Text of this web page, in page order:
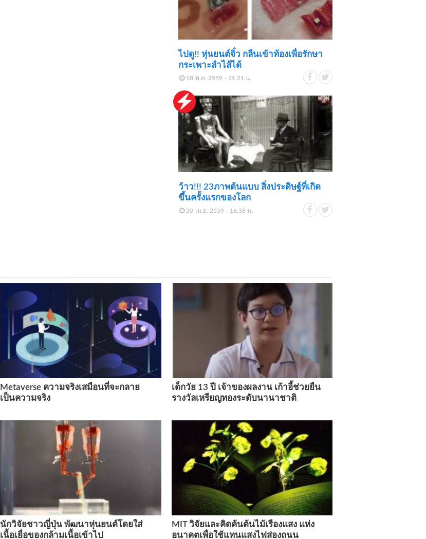
ไปดู!! หุ่นยนต์จิ๋ว กลืนเข้าท้องเพื่อรักษา
กระเพาะลำไส้ได้
18 พ.ค. 2559 - 21.21 น.
ว้าว!!! 23ภาพต้นแบบ สิ่งประดิษฐ์ที่เกิด
ขึ้นครั้งแรกของโลก
20 เม.ย. 2559 - 16.38 น.
Metaverse ความจริงเสมือนที่จะกลาย
เป็นความจริง
เด็กวัย 13 ปี เจ้าของผลงาน เก้าอี้ช่วยยืน
รางวัลเหรียญทองระดับนานาชาติ
นักวิจัยชาวญี่ปุ่น พัฒนาหุ่นยนต์โดยใส่
เนื้อเยื่อของกล้ามเนื้อเข้าไป
MIT วิจัยและคิดค้นต้นไม้เรืองแสง แห่ง
อนาคตเพื่อใช้แทนแสงไฟส่องถนน